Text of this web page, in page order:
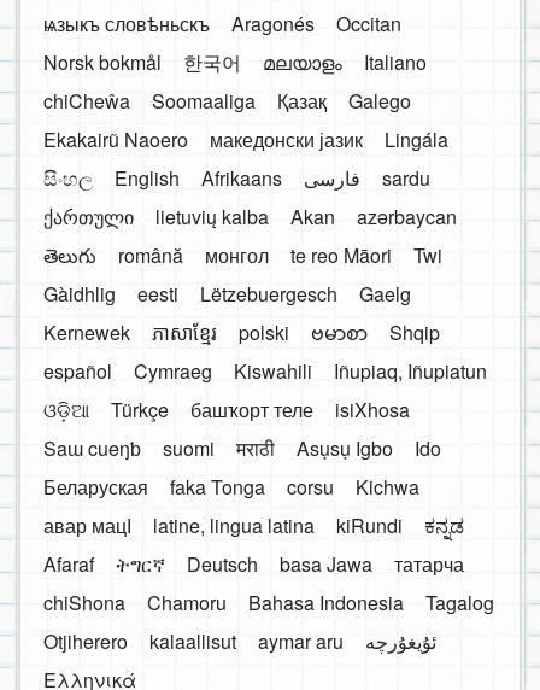
ѩзыкъ словѣньскъ
Aragonés
Occitan
Norsk bokmål
한국어 മലയാളം
Italiano
chiCheŵa
Soomaaliga Қазақ
Galego
Ekakairũ Naoero
македонски јазик
Lingála
සිංහල
English Afrikaans فارسی
sardu
ქართული
lietuvių kalba Akan
azərbaycan
తెలుగు
română монгол te reo Māori
Twi
Gàidhlig
eesti Lëtzebuergesch
Gaelg
Kernewek
ភាសាខ្មែរ polski ဗမာစာ
Shqip
español
Cymraeg Kiswahili
Iñupiaq, Iñupiatun
ଓଡ଼ିଆ
Türkçe башҡорт теле
isiXhosa
Saɯ cueŋƅ
suomi मराठी Asụsụ Igbo
Ido
Беларуская
faka Tonga corsu
Kichwa
авар мацӀ
latine, lingua latina kiRundi
ಕನ್ನಡ
Afaraf
ትግርኛ Deutsch basa Jawa
татарча
chiShona
Chamoru Bahasa Indonesia
Tagalog
Otjiherero
kalaallisut aymar aru
Ελληνικά